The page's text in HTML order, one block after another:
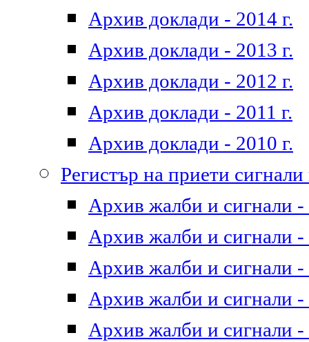
Архив доклади - 2014 г.
Архив доклади - 2013 г.
Архив доклади - 2012 г.
Архив доклади - 2011 г.
Архив доклади - 2010 г.
Регистър на приети
Архив жалби и сигнали -
Архив жалби и сигнали -
Архив жалби и сигнали -
Архив жалби и сигнали -
Архив жалби и сигнали -